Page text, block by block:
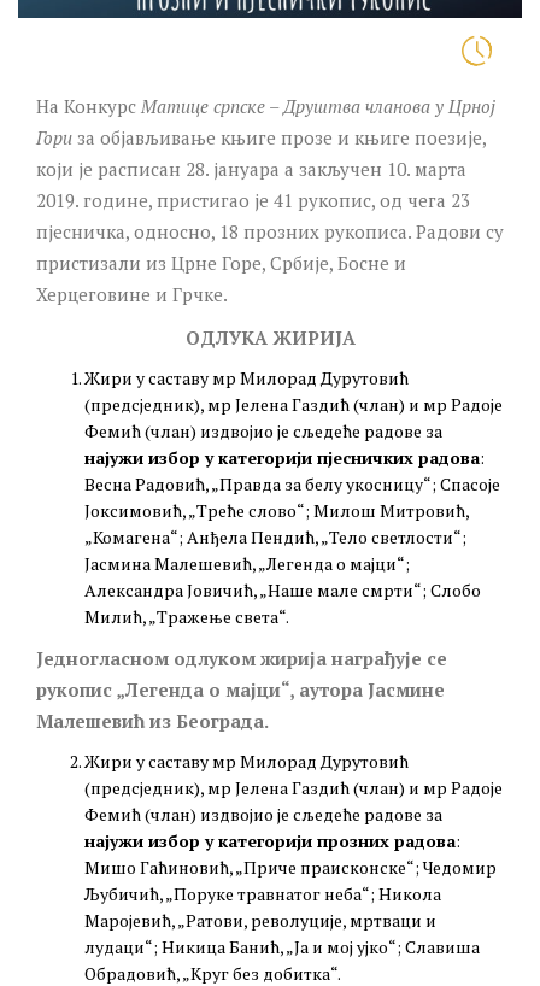
На Конкурс Матице српске – Друштва чланова у Црној
Гори за објављивање књиге прозе и књиге поезије,
који је расписан 28. јануара а закључен 10. марта
2019. године, пристигао је 41 рукопис, од чега 23
пјесничка, односно, 18 прозних рукописа. Радови су
пристизали из Црне Горе, Србије, Босне и
Херцеговине и Грчке.
ОДЛУКА ЖИРИЈА
Жири у саставу мр Милорад Дурутовић
(предсједник), мр Јелена Газдић (члан) и мр Радоје
Фемић (члан) издвојио је сљедеће радовe за
најужи избор у категорији пјесничких радова:
Весна Радовић, „Правда за белу укосницу“; Спасоје
Јоксимовић, „Треће слово“; Милош Митровић,
„Комагена“; Анђела Пендић, „Тело светлости“;
Јасмина Малешевић, „Легенда о мајци“;
Александра Јовичић, „Наше мале смрти“; Слобо
Милић, „Тражење света“.
Једногласном одлуком жирија награђује се
рукопис „Легенда о мајци“, аутора Јасмине
Малешевић из Београда.
Жири у саставу мр Милорад Дурутовић
(предсједник), мр Јелена Газдић (члан) и мр Радоје
Фемић (члан) издвојио је сљедеће радовe за
најужи избор у категорији прозних радова:
Мишо Гаћиновић, „Приче праисконске“; Чедомир
Љубичић, „Поруке травнатог неба“; Никола
Маројевић, „Ратови, револуције, мртваци и
лудаци“; Никица Банић, „Ја и мој ујко“; Славиша
Обрадовић, „Круг без добитка“.